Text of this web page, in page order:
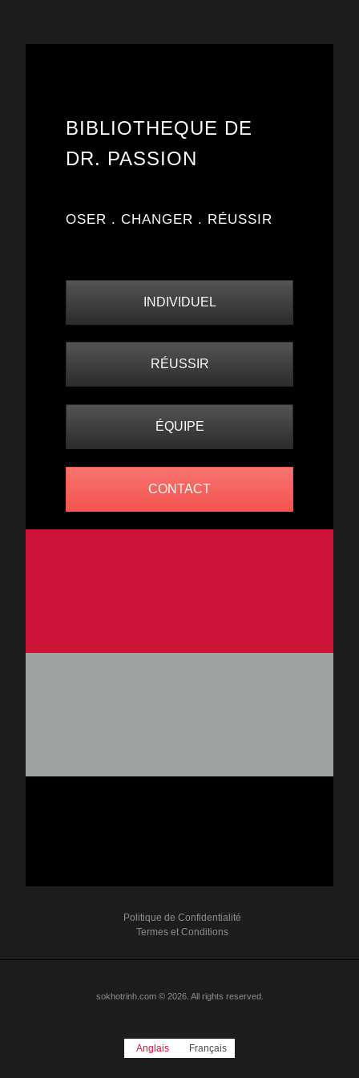
BIBLIOTHEQUE DE
DR. PASSION
OSER . CHANGER . RÉUSSIR
INDIVIDUEL
RÉUSSIR
ÉQUIPE
CONTACT
Politique de Confidentialité
Termes et Conditions
sokhotrinh.com © 2026. All rights reserved.
Anglais Français